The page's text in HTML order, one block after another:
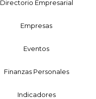
Directorio Empresarial
Empresas
Eventos
Finanzas Personales
Indicadores